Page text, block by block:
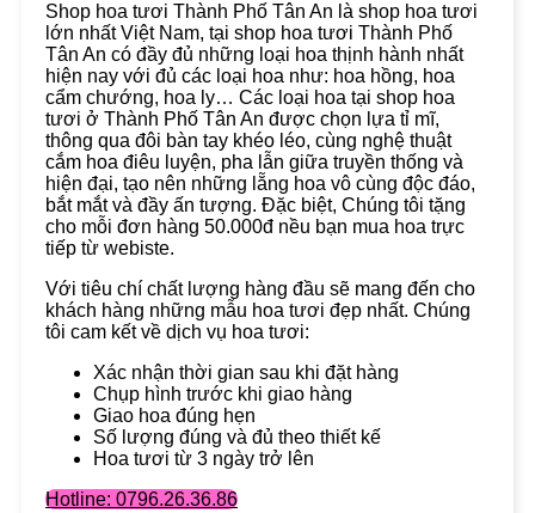
Shop hoa tươi Thành Phố Tân An là shop hoa tươi
lớn nhất Việt Nam, tại shop hoa tươi Thành Phố
Tân An có đầy đủ những loại hoa thịnh hành nhất
hiện nay với đủ các loại hoa như: hoa hồng, hoa
cẩm chướng, hoa ly… Các loại hoa tại shop hoa
tươi ở Thành Phố Tân An được chọn lựa tỉ mĩ,
thông qua đôi bàn tay khéo léo, cùng nghệ thuật
cắm hoa điêu luyện, pha lẫn giữa truyền thống và
hiện đại, tạo nên những lẵng hoa vô cùng độc đáo,
bắt mắt và đầy ấn tượng. Đặc biệt, Chúng tôi tặng
cho mỗi đơn hàng 50.000đ nều bạn mua hoa trực
tiếp từ webiste.
Với tiêu chí chất lượng hàng đầu sẽ mang đến cho
khách hàng những mẫu hoa tươi đẹp nhất. Chúng
tôi cam kết về dịch vụ hoa tươi:
Xác nhận thời gian sau khi đặt hàng
Chụp hình trước khi giao hàng
Giao hoa đúng hẹn
Số lượng đúng và đủ theo thiết kế
Hoa tươi từ 3 ngày trở lên
Hotline: 0796.26.36.86